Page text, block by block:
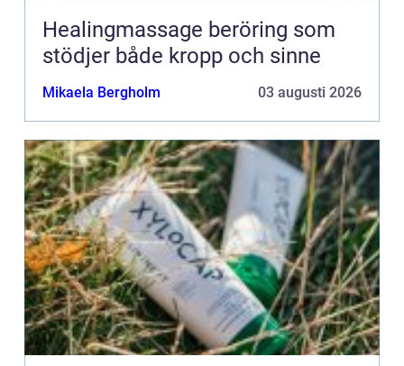
Healingmassage beröring som
stödjer både kropp och sinne
Mikaela Bergholm 03 augusti 2026